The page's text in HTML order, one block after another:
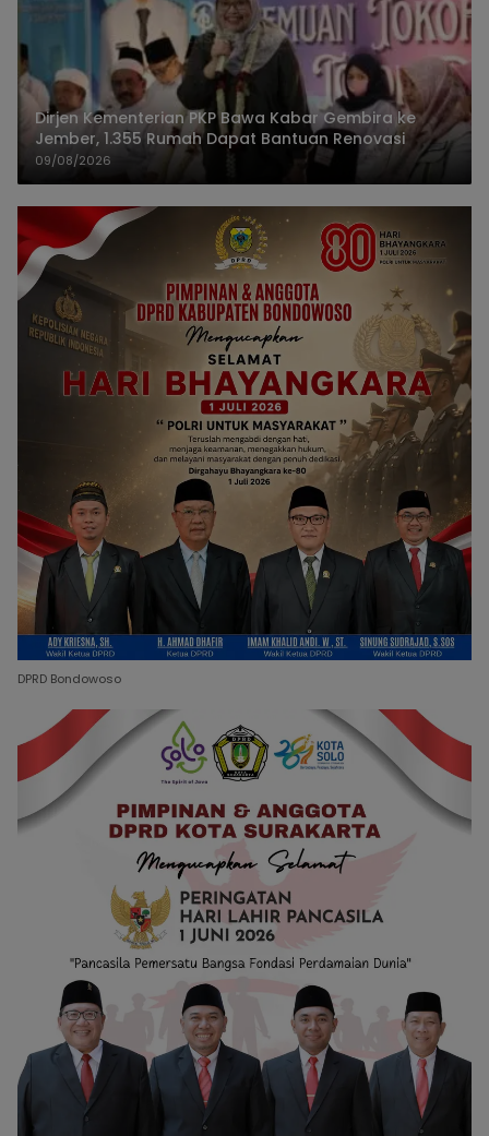
Dirjen Kementerian PKP Bawa Kabar Gembira ke
Jember, 1.355 Rumah Dapat Bantuan Renovasi
09/08/2026
DPRD Bondowoso